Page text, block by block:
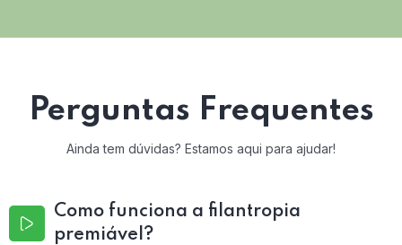
Perguntas Frequentes
Ainda tem dúvidas? Estamos aqui para ajudar!
Como funciona a filantropia
premiável?